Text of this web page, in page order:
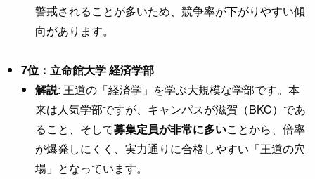
警戒されることが多いため、競争率が下がりやすい傾
向があります。
7位：立命館大学 経済学部
解説: 王道の「経済学」を学ぶ大規模な学部です。本
来は人気学部ですが、キャンパスが滋賀（BKC）であ
ること、そして募集定員が非常に多いことから、倍率
が爆発しにくく、実力通りに合格しやすい「王道の穴
場」となっています。